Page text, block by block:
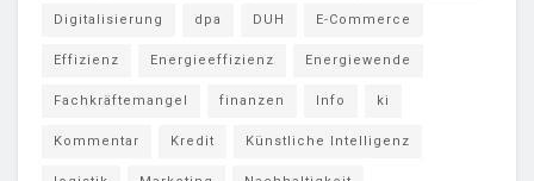
Digitalisierung dpa DUH E-Commerce
Effizienz Energieeffizienz Energiewende
Fachkräftemangel finanzen Info ki
Kommentar Kredit Künstliche Intelligenz